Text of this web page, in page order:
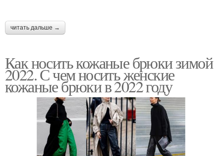
читать дальше →
Как носить кожаные брюки зимой
2022. С чем носить женские
кожаные брюки в 2022 году